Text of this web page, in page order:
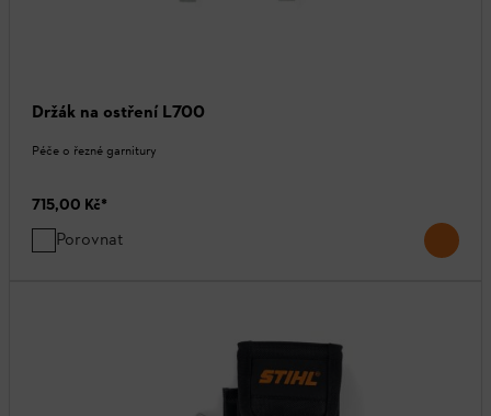
Držák na ostření L700
Péče o řezné garnitury
715,00 Kč*
Porovnat